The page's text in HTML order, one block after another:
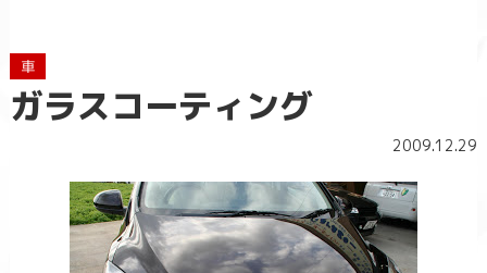
車
ガラスコーティング
2009.12.29